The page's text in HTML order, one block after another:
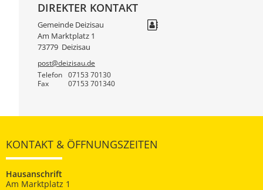
DIREKTER KONTAKT
Gemeinde Deizisau
Am Marktplatz 1
73779 Deizisau
post@deizisau.de
Telefon
07153 70130
Fax 07153 701340
KONTAKT & ÖFFNUNGSZEITEN
Hausanschrift
Am Marktplatz 1